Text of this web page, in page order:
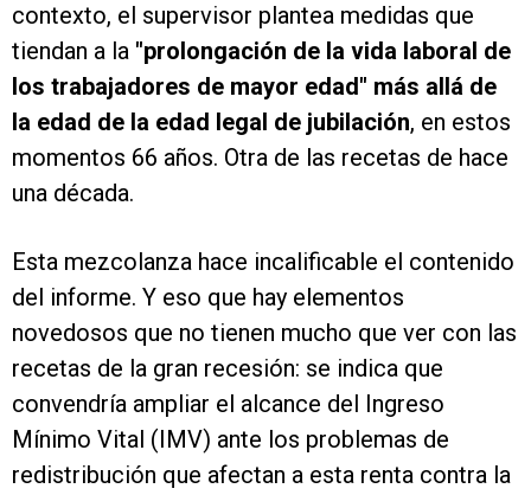
contexto, el supervisor plantea medidas que
tiendan a la "prolongación de la vida laboral de
los trabajadores de mayor edad" más allá de
la edad de la edad legal de jubilación, en estos
momentos 66 años. Otra de las recetas de hace
una década.
Esta mezcolanza hace incalificable el contenido
del informe. Y eso que hay elementos
novedosos que no tienen mucho que ver con las
recetas de la gran recesión: se indica que
convendría ampliar el alcance del Ingreso
Mínimo Vital (IMV) ante los problemas de
redistribución que afectan a esta renta contra la